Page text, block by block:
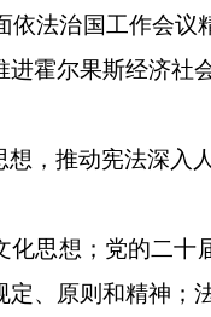
依法治国工作会
霍尔果斯经济社
，推动宪法深入
化思想；党的二
定、原则和精神；